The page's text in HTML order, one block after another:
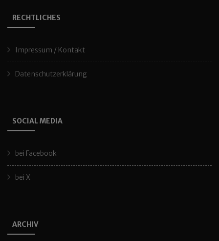
RECHTLICHES
Impressum / Kontakt
Datenschutzerklärung
SOCIAL MEDIA
bei Facebook
bei X
ARCHIV